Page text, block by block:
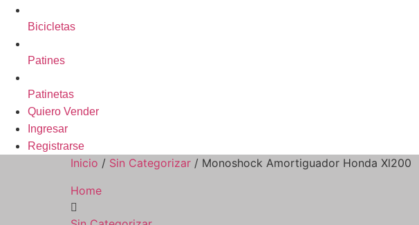
Bicicletas
Patines
Patinetas
Quiero Vender
Ingresar
Registrarse
Inicio / Sin Categorizar / Monoshock Amortiguador Honda Xl200
Home